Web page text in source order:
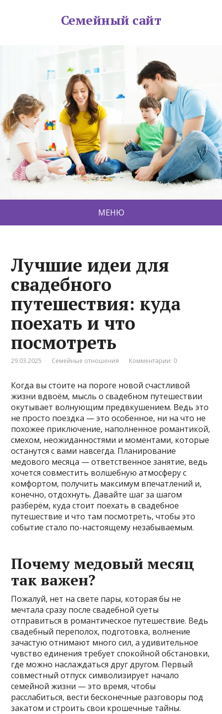
Семейный сайт
МЕНЮ
Лучшие идеи для
свадебного
путешествия: куда
поехать и что
посмотреть
29.03.2025 Семейные отношения Комментарии: 0
Когда вы стоите на пороге новой счастливой
жизни вдвоём, мысль о свадебном путешествии
окутывает волнующим предвкушением. Ведь это
не просто поездка — это особенное, ни на что не
похожее приключение, наполненное романтикой,
смехом, неожиданностями и моментами, которые
останутся с вами навсегда. Планирование
медового месяца — ответственное занятие, ведь
хочется совместить волшебную атмосферу с
комфортом, получить максимум впечатлений и,
конечно, отдохнуть. Давайте шаг за шагом
разберём, куда стоит поехать в свадебное
путешествие и что там посмотреть, чтобы это
событие стало по-настоящему незабываемым.
Почему медовый месяц
так важен?
Пожалуй, нет на свете пары, которая бы не
мечтала сразу после свадебной суеты
отправиться в романтическое путешествие. Ведь
свадебный переполох, подготовка, волнение
зачастую отнимают много сил, а удивительное
чувство единения требует спокойной обстановки,
где можно наслаждаться друг другом. Первый
совместный отпуск символизирует начало
семейной жизни — это время, чтобы
расслабиться, вести бесконечные разговоры под
закатом и строить свои крошечные тайны.